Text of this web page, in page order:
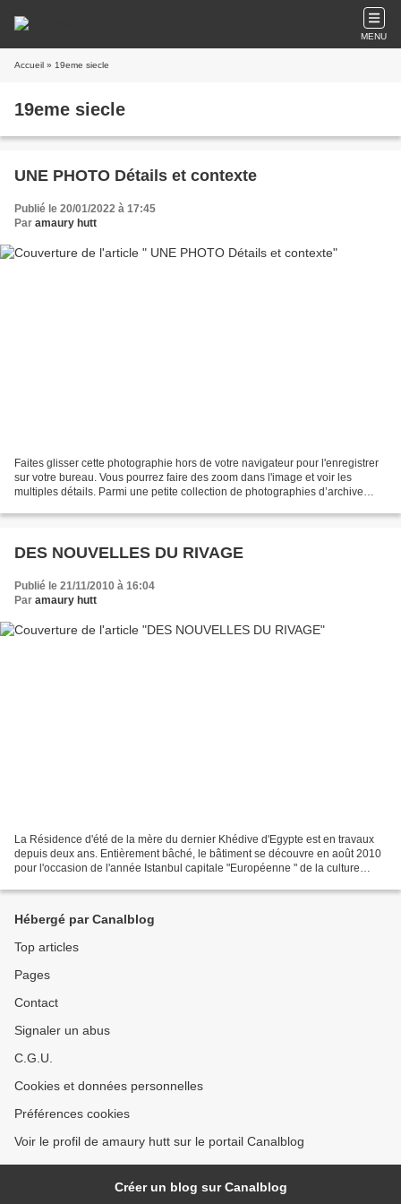
MENU
Accueil » 19eme siecle
19eme siecle
UNE PHOTO Détails et contexte
Publié le 20/01/2022 à 17:45
Par amaury hutt
Faites glisser cette photographie hors de votre navigateur pour l'enregistrer
sur votre bureau. Vous pourrez faire des zoom dans l'image et voir les
multiples détails. Parmi une petite collection de photographies d’archive
DES NOUVELLES DU RIVAGE
Publié le 21/11/2010 à 16:04
Par amaury hutt
La Résidence d'été de la mère du dernier Khédive d'Egypte est en travaux
depuis deux ans. Entièrement bâché, le bâtiment se découvre en août 2010
pour l'occasion de l'année Istanbul capitale "Européenne " de la culture
Hébergé par Canalblog
Top articles
Pages
Contact
Signaler un abus
C.G.U.
Cookies et données personnelles
Préférences cookies
Voir le profil de amaury hutt sur le portail Canalblog
Créer un blog sur Canalblog